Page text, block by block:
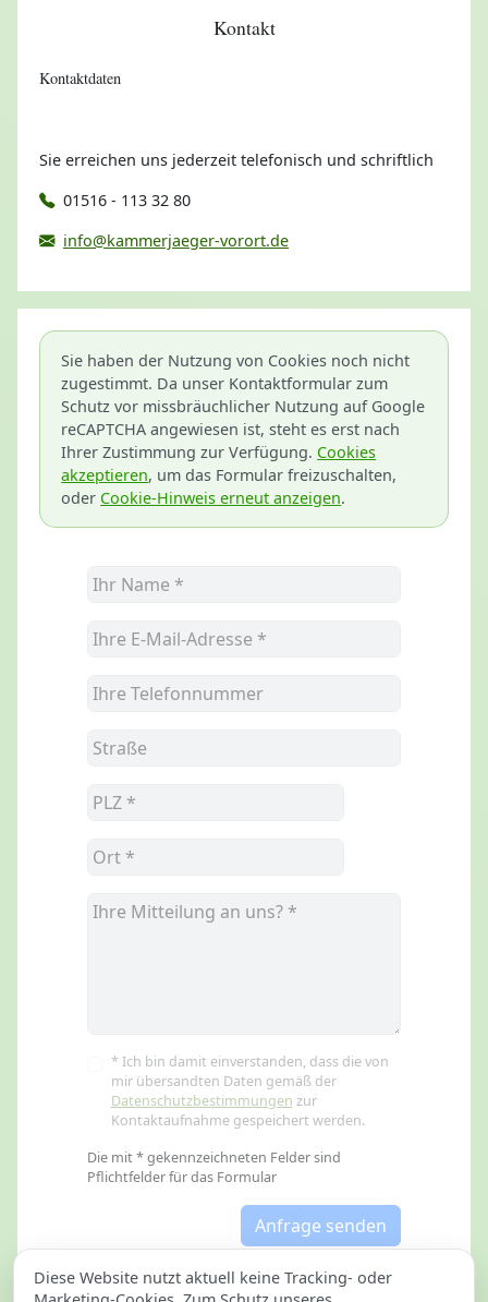
Kontakt
Kontaktdaten
Sie erreichen uns jederzeit telefonisch und schriftlich
01516 - 113 32 80
info@kammerjaeger-vorort.de
Sie haben der Nutzung von Cookies noch nicht
zugestimmt. Da unser Kontaktformular zum
Schutz vor missbräuchlicher Nutzung auf Google
reCAPTCHA angewiesen ist, steht es erst nach
Ihrer Zustimmung zur Verfügung. Cookies
akzeptieren, um das Formular freizuschalten,
oder Cookie-Hinweis erneut anzeigen.
* Ich bin damit einverstanden, dass die von
mir übersandten Daten gemäß der
Datenschutzbestimmungen zur
Kontaktaufnahme gespeichert werden.
Die mit * gekennzeichneten Felder sind
Pflichtfelder für das Formular
Anfrage senden
Diese Website nutzt aktuell keine Tracking- oder